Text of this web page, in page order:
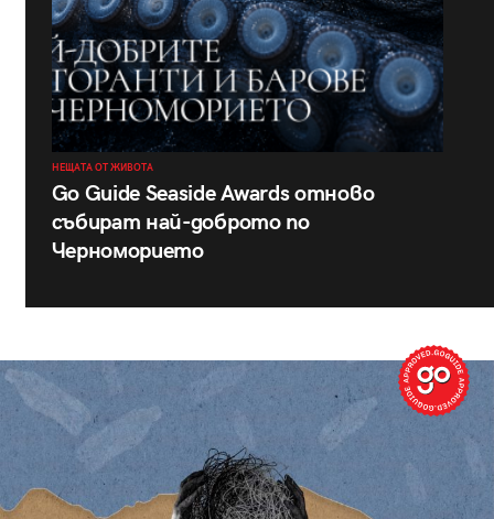
НЕЩАТА ОТ ЖИВОТА
Go Guide Seaside Awards отново
събират най-доброто по
Черноморието